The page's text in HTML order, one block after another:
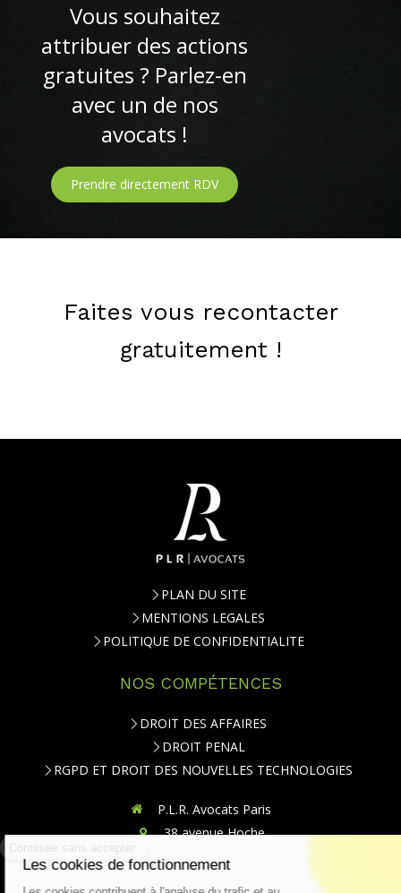
Vous souhaitez
attribuer des actions
gratuites ? Parlez-en
avec un de nos
avocats !
Prendre directement RDV
Faites vous recontacter
gratuitement !
PLAN DU SITE
MENTIONS LEGALES
POLITIQUE DE CONFIDENTIALITE
NOS COMPÉTENCES
DROIT DES AFFAIRES
DROIT PENAL
RGPD ET DROIT DES NOUVELLES TECHNOLOGIES
P.L.R. Avocats Paris
38 avenue Hoche
Téléphone : 01.84.79.20.00